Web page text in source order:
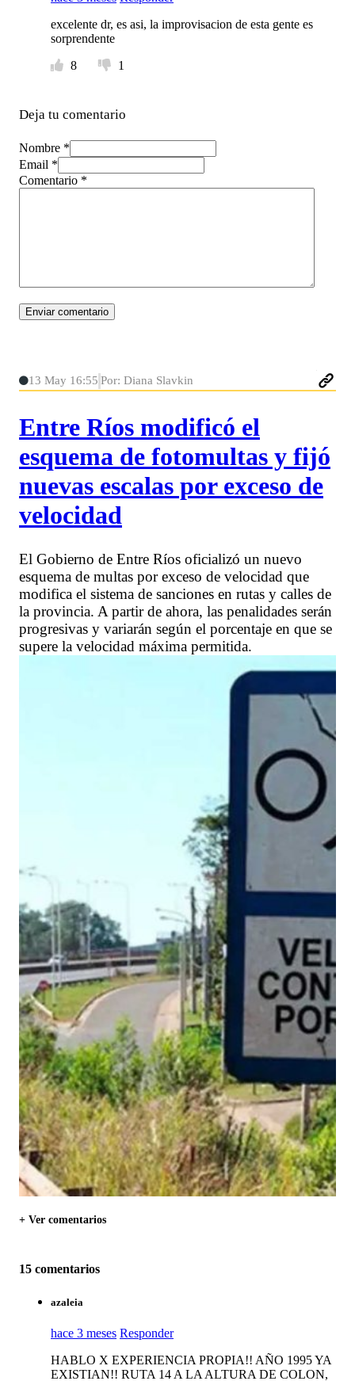
excelente dr, es asi, la improvisacion de esta gente es
sorprendente
8
1
Deja tu comentario
Nombre *
Email *
Comentario *
13 May 16:55 Por: Diana Slavkin
Entre Ríos modificó el
esquema de fotomultas y fijó
nuevas escalas por exceso de
velocidad
El Gobierno de Entre Ríos oficializó un nuevo
esquema de multas por exceso de velocidad que
modifica el sistema de sanciones en rutas y calles de
la provincia. A partir de ahora, las penalidades serán
progresivas y variarán según el porcentaje en que se
supere la velocidad máxima permitida.
+ Ver comentarios
15 comentarios
azaleia
hace 3 meses Responder
HABLO X EXPERIENCIA PROPIA!! AÑO 1995 YA
EXISTIAN!! RUTA 14 A LA ALTURA DE COLON,